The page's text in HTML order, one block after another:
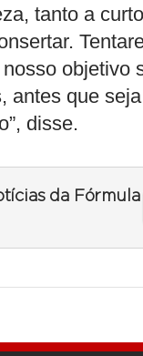
tanto a
objetivo
antes que
disse.
da Fórmula